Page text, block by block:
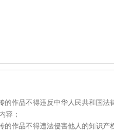
的作品不得违反中华人民共和国
容；
的作品不得违法侵害他人的知识